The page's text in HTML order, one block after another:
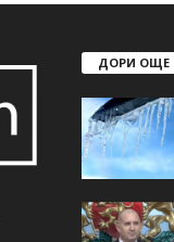
ДОРИ ОЩЕ